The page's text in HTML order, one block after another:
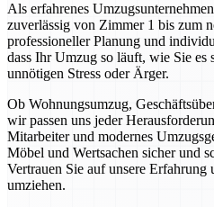
Als erfahrenes
zuverlässig von Zimmer 1 bis zum
professioneller Planung und
dass Ihr Umzug so läuft, wie Sie es
unnötigen Stress oder Ärger.
Ob Wohnungsumzug,
wir passen uns jeder
Mitarbeiter und modernes
Möbel und Wertsachen sicher und
Vertrauen Sie auf unsere Erfahrung
umziehen.